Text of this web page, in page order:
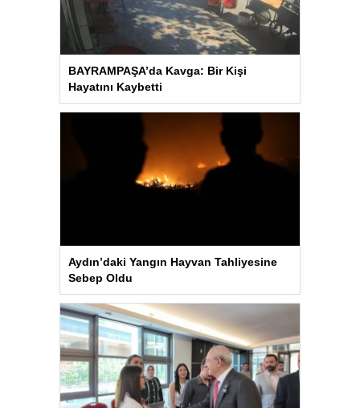
BAYRAMPAŞA’da Kavga: Bir Kişi
Hayatını Kaybetti
Aydın’daki Yangın Hayvan Tahliyesine
Sebep Oldu